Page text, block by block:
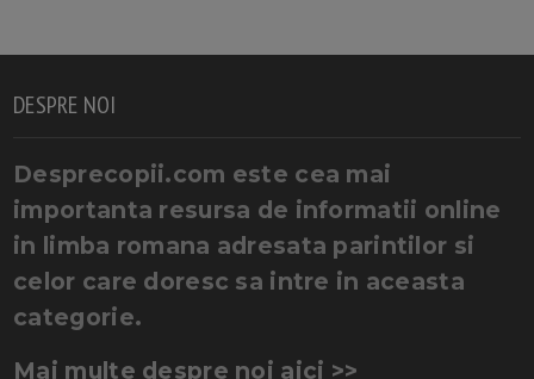
DESPRE NOI
Desprecopii.com este cea mai
importanta resursa de informatii online
in limba romana adresata parintilor si
celor care doresc sa intre in aceasta
categorie.
Mai multe despre noi aici >>